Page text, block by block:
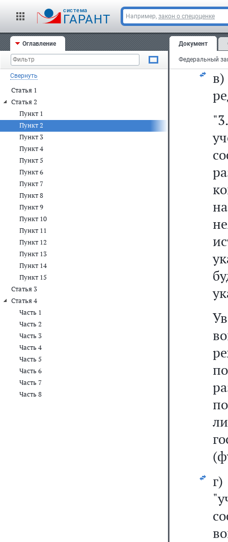
cистема
ГАРАНТ Например, закон о спецоценке
Оглавление
Свернуть
Статья 1
Статья 2
Пункт 1
Пункт 2
Пункт 3
Пункт 4
Пункт 5
Пункт 6
Пункт 7
Пункт 8
Пункт 9
Пункт 10
Пункт 11
Пункт 12
Пункт 13
Пункт 14
Пункт 15
Статья 3
Статья 4
Часть 1
Часть 2
Часть 3
Часть 4
Часть 5
Часть 6
Часть 7
Часть 8
Документ